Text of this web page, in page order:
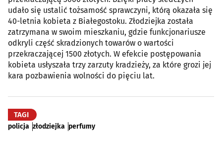
udało się ustalić tożsamość sprawczyni, którą okazała się
40-letnia kobieta z Białegostoku. Złodziejka została
zatrzymana w swoim mieszkaniu, gdzie funkcjonariusze
odkryli część skradzionych towarów o wartości
przekraczającej 1500 złotych. W efekcie postępowania
kobieta usłyszała trzy zarzuty kradzieży, za które grozi jej
kara pozbawienia wolności do pięciu lat.
TAGI
policja złodziejka perfumy